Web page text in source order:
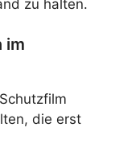
zu halten.
im
die erst